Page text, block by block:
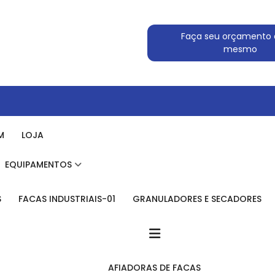
Faça seu orçamento
mesmo
LOJA
EQUIPAMENTOS
FACAS INDUSTRIAIS-01 GRANULADORES E SECADORES
AFIADORAS DE FACAS